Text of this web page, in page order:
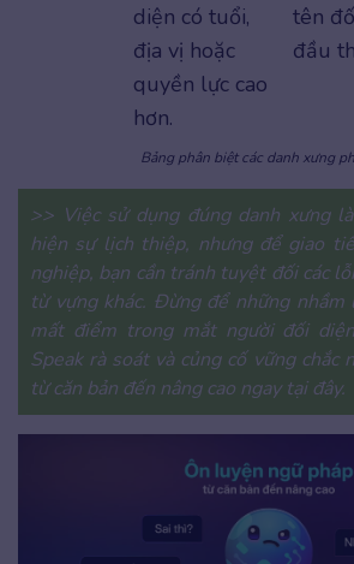
diện có tuổi,
địa vị hoặc
quyền lực cao
hơn.
tên
đầu
Bảng phân biệt các danh xưng
>> Việc sử dụng đúng danh xưng
hiện sự lịch thiệp, nhưng để giao
nghiệp, bạn cần tránh tuyệt đối các
từ vựng khác. Đừng để những nhầm
mất điểm trong mắt người đối
Speak rà soát và củng cố vững chắc
từ căn bản đến nâng cao ngay tại đây.